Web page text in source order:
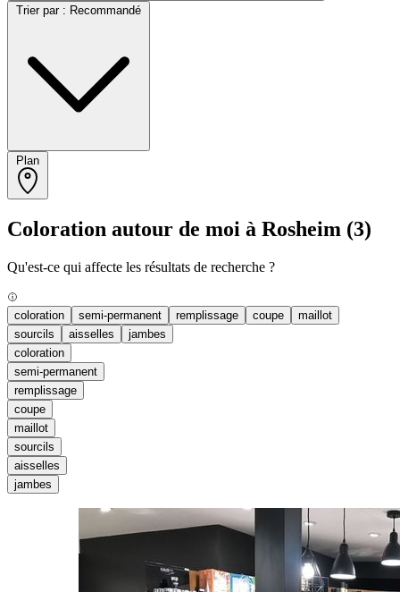
Coloration autour de moi à Rosheim (3)
Qu'est-ce qui affecte les résultats de recherche ?
coloration semi-permanent remplissage coupe
maillot
sourcils
aisselles
jambes
coloration
semi-permanent
remplissage
coupe
maillot
sourcils
aisselles
jambes